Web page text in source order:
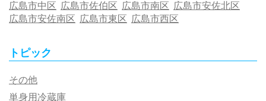
広島市中区 広島市佐伯区 広島市南区 広島市安佐北区
広島市安佐南区 広島市東区 広島市西区
トピック
その他
単身用冷蔵庫